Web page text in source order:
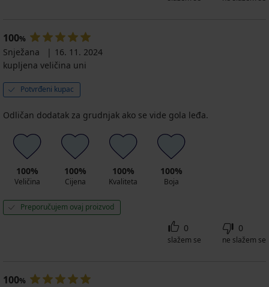
100%
Snježana
16. 11. 2024
kupljena veličina uni
Potvrđeni kupac
Odličan dodatak za grudnjak ako se vide gola leđa.
100%
Veličina
100%
Cijena
100%
Kvaliteta
100%
Boja
Preporučujem ovaj proizvod
0
slažem se
0
ne slažem se
100%